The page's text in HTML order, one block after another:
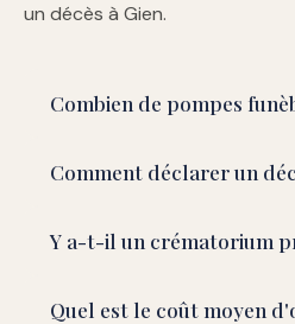
un décès à Gien.
Combien de pompes
Comment déclarer un
Y a-t-il un crématorium
Quel est le coût moyen